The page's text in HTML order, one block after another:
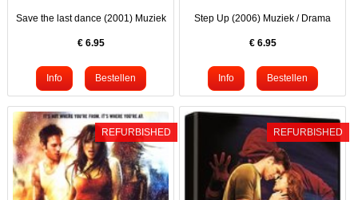
Save the last dance (2001) Muziek
€ 6.95
Step Up (2006) Muziek / Drama
€ 6.95
REFURBISHED REFURBISHED